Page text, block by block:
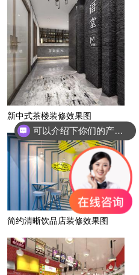
新中式茶楼装修效果图
简约清晰饮品店装修效果图
可以介绍下你们的产品么？